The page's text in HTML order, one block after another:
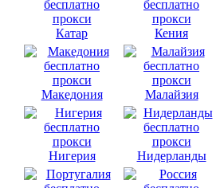
Катар Кения
Македония Малайзия
Нигерия Нидерланды